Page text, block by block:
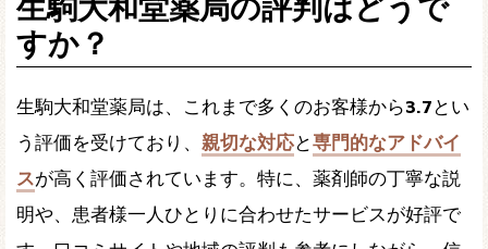
すか？
生駒大和堂薬局は、これまで多くのお客様から3.7 とい
う評価を受けており、 親切な対応と専門的なアドバイ
スが高く評価されています。特に、薬剤師の丁寧な説
明や、患者様一人ひとりに合わせたサービスが好評で